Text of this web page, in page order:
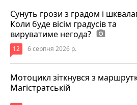
Сунуть грози з градом і
Коли буде вісім градусів та
вируватиме негода? photo_camera
12 6 серпня 2026 р.
Мотоцикл зіткнувся з
Магістратській